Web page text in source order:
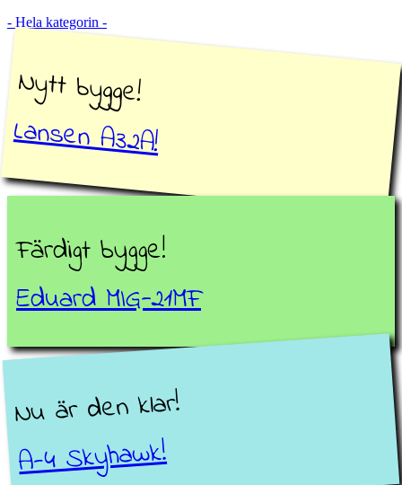
- Hela kategorin -
Nytt bygge!
Lansen A32A!
Färdigt bygge!
Eduard MIG-21MF
Nu är den klar!
A-4 Skyhawk!